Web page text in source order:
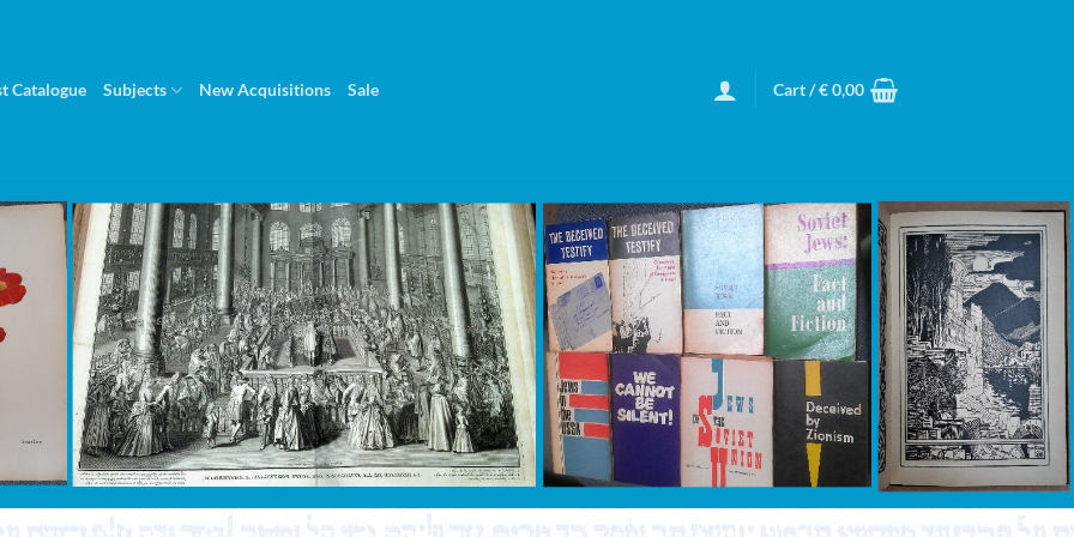
Catalogue Subjects New Acquisitions Sale Cart /€0,00